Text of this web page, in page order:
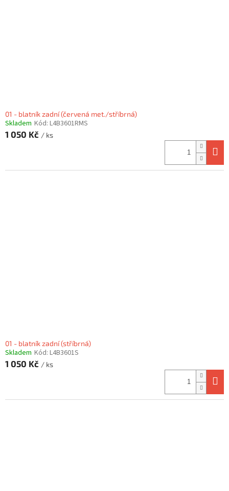
01 - blatník zadní (červená met./stříbrná)
Skladem Kód: L4B3601RMS
1 050 Kč / ks
01 - blatník zadní (stříbrná)
Skladem Kód: L4B3601S
1 050 Kč / ks